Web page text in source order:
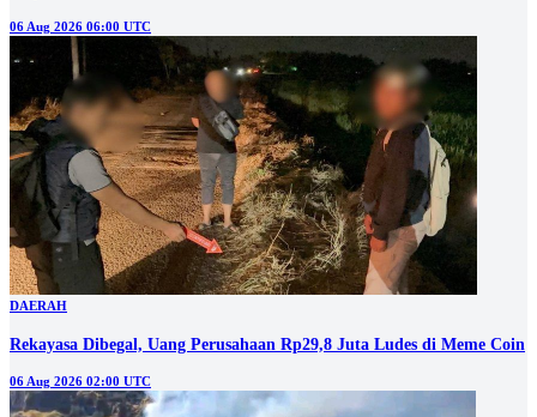
06 Aug 2026 06:00 UTC
DAERAH
Rekayasa Dibegal, Uang Perusahaan Rp29,8 Juta Ludes di Meme Coin
06 Aug 2026 02:00 UTC